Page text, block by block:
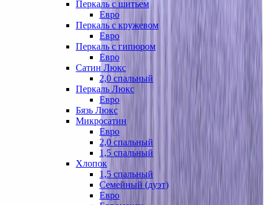
Перкаль с шитьем
Евро
Перкаль с кружевом
Евро
Перкаль с гипюром
Евро
Сатин Люкс
2,0 спальный
Перкаль Люкс
Евро
Бязь Люкс
Микросатин
Евро
2,0 спальный
1,5 спальный
Хлопок
1,5 спальный
Семейный (дуэт)
Евро